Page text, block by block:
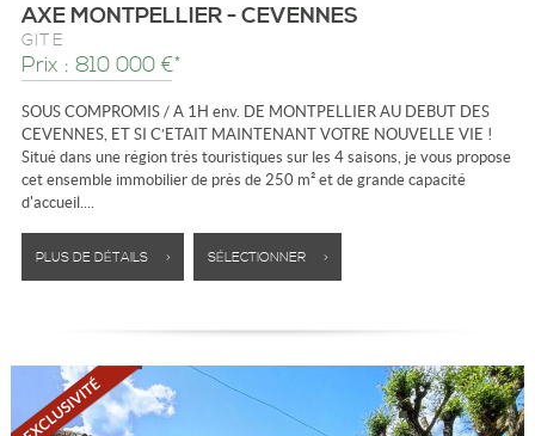
AXE MONTPELLIER - CEVENNES
GÎTE
Prix : 810 000 €*
SOUS COMPROMIS / A 1H env. DE MONTPELLIER AU DEBUT DES
CEVENNES, ET SI C’ETAIT MAINTENANT VOTRE NOUVELLE VIE !
Situé dans une région très touristiques sur les 4 saisons, je vous propose
cet ensemble immobilier de près de 250 m² et de grande capacité
d'accueil....
PLUS DE DÉTAILS > SÉLECTIONNER >